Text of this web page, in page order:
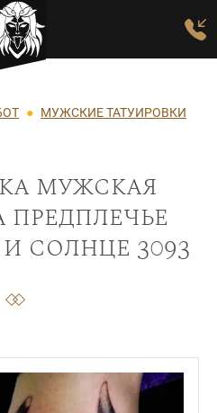
МУЖСКИЕ ТАТУИРОВКИ
мужская
солнце 3093